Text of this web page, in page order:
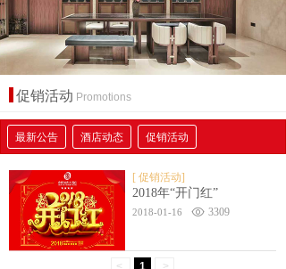
促销活动 Promotions
最新公告 酒店动态 促销活动
[ 促销活动]
2018年“开门红”
2018-01-16 3309
< 1 >